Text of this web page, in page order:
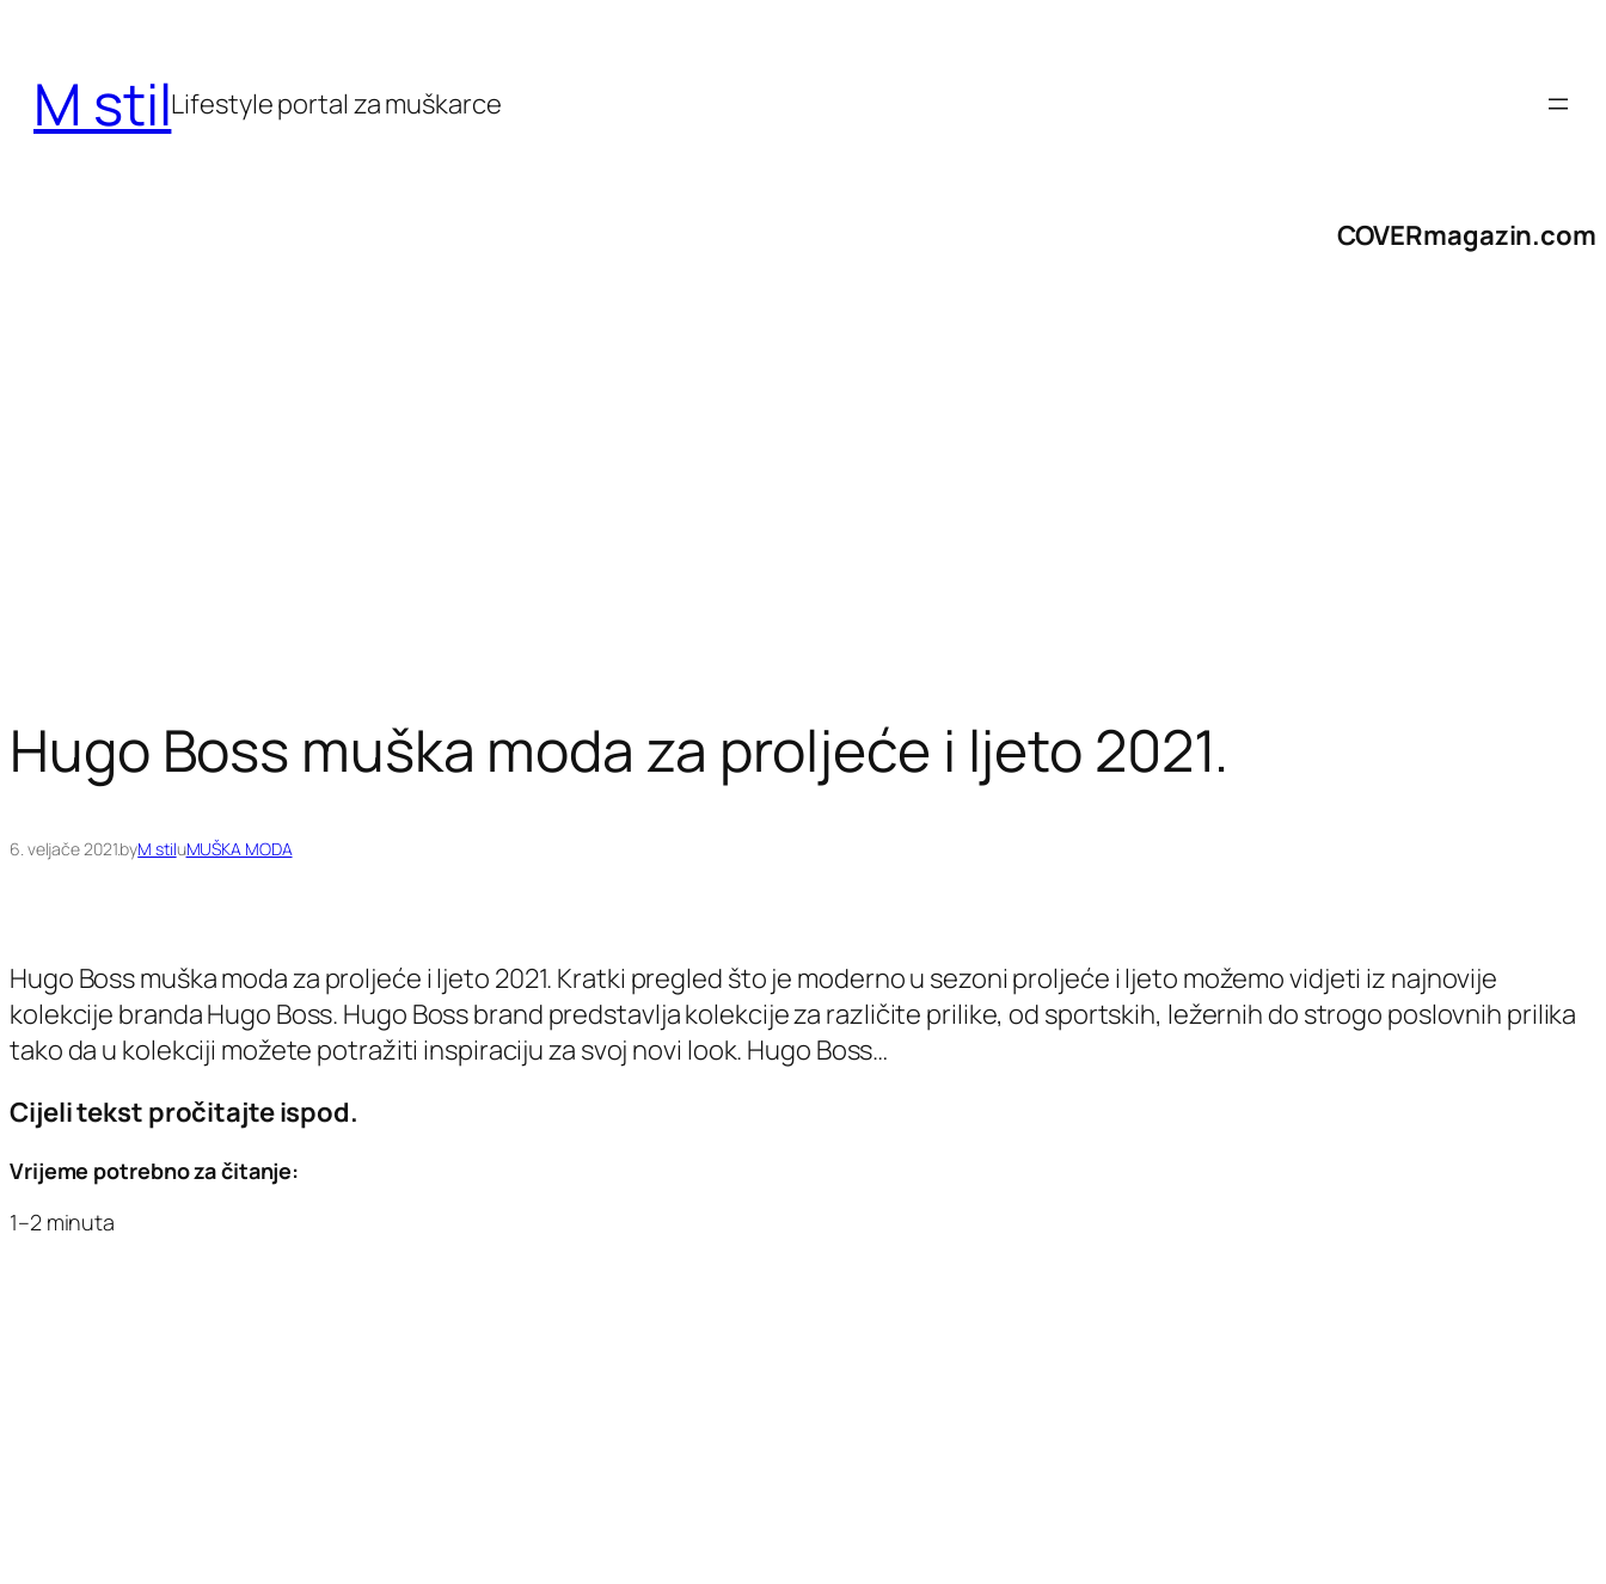
sadržaja
M stilLifestyle portal za muškarce
COVERmagazin.com
Hugo Boss muška moda za proljeće i ljeto 2021.
6. veljače 2021.byM stiluMUŠKA MODA
Hugo Boss muška moda za proljeće i ljeto 2021. Kratki pregled što je moderno u sezoni proljeće i ljeto možemo vidjeti iz najnovije
kolekcije branda Hugo Boss. Hugo Boss brand predstavlja kolekcije za različite prilike, od sportskih, ležernih do strogo poslovnih prilika
tako da u kolekciji možete potražiti inspiraciju za svoj novi look. Hugo Boss…
Cijeli tekst pročitajte ispod.
Vrijeme potrebno za čitanje:
1–2 minuta